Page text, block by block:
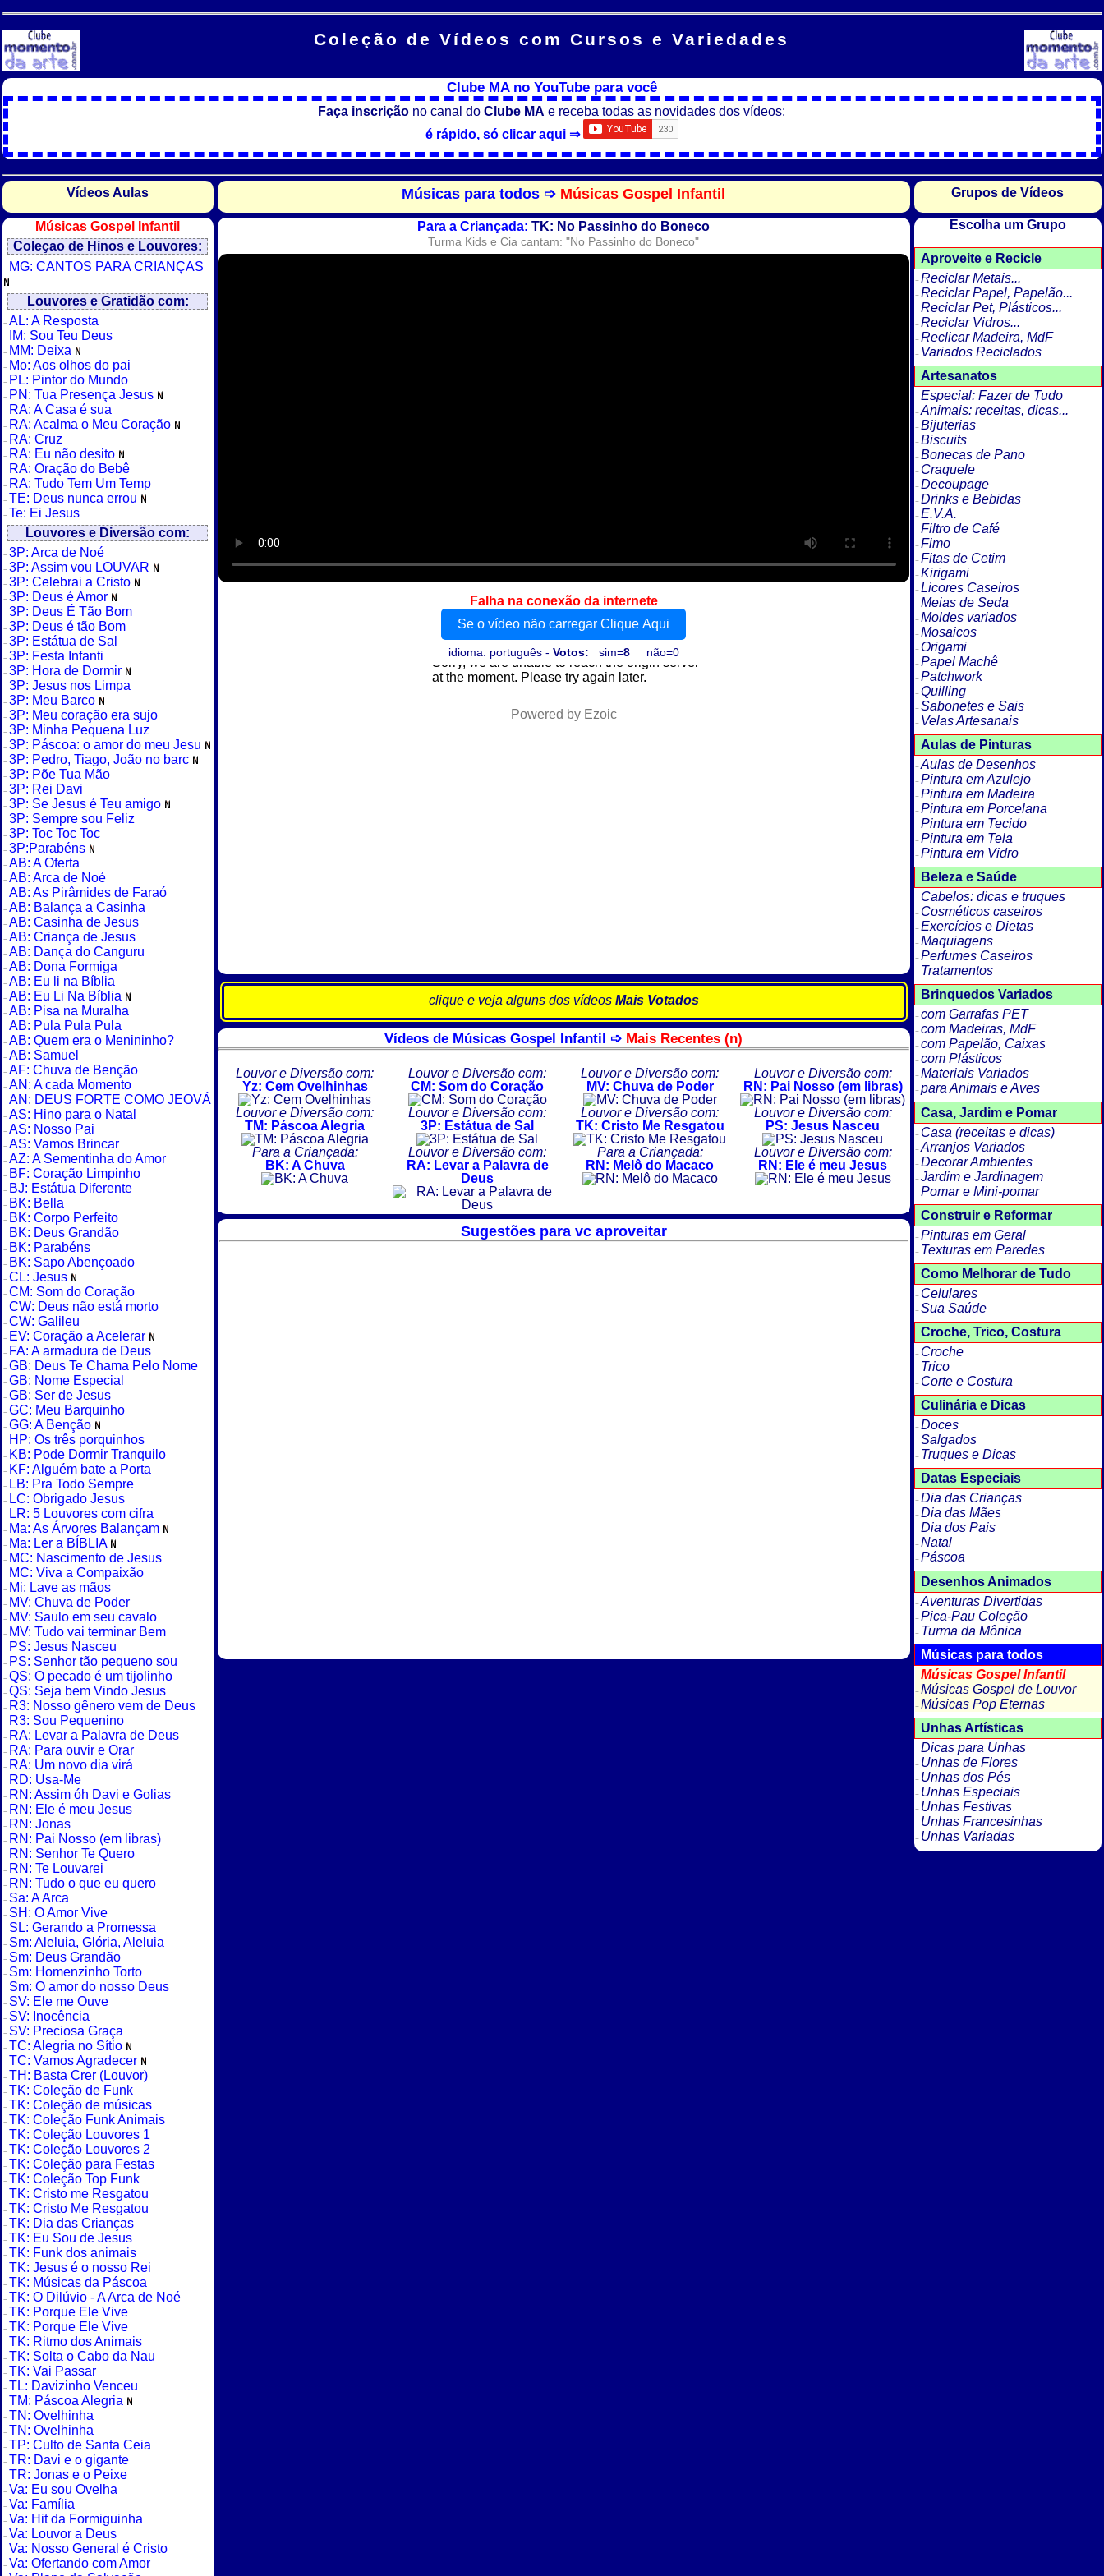
Coleção de Vídeos com Cursos e Variedades
Clube MA no YouTube para você
Faça inscrição no canal doClube MA e receba todas as novidades dos vídeos:
é rápido, só clicar aqui ⇒
Vídeos Aulas
Músicas Gospel Infantil
Coleçao de Hinos e Louvores:
MG: CANTOS PARA CRIANÇAS
Louvores e Gratidão com:
AL: A Resposta
IM: Sou Teu Deus
MM: Deixa
Mo: Aos olhos do pai
PL: Pintor do Mundo
PN: Tua Presença Jesus
RA: A Casa é sua
RA: Acalma o Meu Coração
RA: Cruz
RA: Eu não desito
RA: Oração do Bebê
RA: Tudo Tem Um Temp
TE: Deus nunca errou
Te: Ei Jesus
Louvores e Diversão com:
3P: Arca de Noé
3P: Assim vou LOUVAR
3P: Celebrai a Cristo
3P: Deus é Amor
3P: Deus É Tão Bom
3P: Deus é tão Bom
3P: Estátua de Sal
3P: Festa Infanti
3P: Hora de Dormir
3P: Jesus nos Limpa
3P: Meu Barco
3P: Meu coração era sujo
3P: Minha Pequena Luz
3P: Páscoa: o amor do meu Jesu
3P: Pedro, Tiago, João no barc
3P: Põe Tua Mão
3P: Rei Davi
3P: Se Jesus é Teu amigo
3P: Sempre sou Feliz
3P: Toc Toc Toc
3P:Parabéns
AB: A Oferta
AB: Arca de Noé
AB: As Pirâmides de Faraó
AB: Balança a Casinha
AB: Casinha de Jesus
AB: Criança de Jesus
AB: Dança do Canguru
AB: Dona Formiga
AB: Eu li na Bíblia
AB: Eu Li Na Bíblia
AB: Pisa na Muralha
AB: Pula Pula Pula
AB: Quem era o Menininho?
AB: Samuel
AF: Chuva de Benção
AN: A cada Momento
AN: DEUS FORTE COMO JEOVÁ
AS: Hino para o Natal
AS: Nosso Pai
AS: Vamos Brincar
AZ: A Sementinha do Amor
BF: Coração Limpinho
BJ: Estátua Diferente
BK: Bella
BK: Corpo Perfeito
BK: Deus Grandão
BK: Parabéns
BK: Sapo Abençoado
CL: Jesus
CM: Som do Coração
CW: Deus não está morto
CW: Galileu
EV: Coração a Acelerar
FA: A armadura de Deus
GB: Deus Te Chama Pelo Nome
GB: Nome Especial
GB: Ser de Jesus
GC: Meu Barquinho
GG: A Benção
HP: Os três porquinhos
KB: Pode Dormir Tranquilo
KF: Alguém bate a Porta
LB: Pra Todo Sempre
LC: Obrigado Jesus
LR: 5 Louvores com cifra
Ma: As Árvores Balançam
Ma: Ler a BÍBLIA
MC: Nascimento de Jesus
MC: Viva a Compaixão
Mi: Lave as mãos
MV: Chuva de Poder
MV: Saulo em seu cavalo
MV: Tudo vai terminar Bem
PS: Jesus Nasceu
PS: Senhor tão pequeno sou
QS: O pecado é um tijolinho
QS: Seja bem Vindo Jesus
R3: Nosso gênero vem de Deus
R3: Sou Pequenino
RA: Levar a Palavra de Deus
RA: Para ouvir e Orar
RA: Um novo dia virá
RD: Usa-Me
RN: Assim óh Davi e Golias
RN: Ele é meu Jesus
RN: Jonas
RN: Pai Nosso (em libras)
RN: Senhor Te Quero
RN: Te Louvarei
RN: Tudo o que eu quero
Sa: A Arca
SH: O Amor Vive
SL: Gerando a Promessa
Sm: Aleluia, Glória, Aleluia
Sm: Deus Grandão
Sm: Homenzinho Torto
Sm: O amor do nosso Deus
SV: Ele me Ouve
SV: Inocência
SV: Preciosa Graça
TC: Alegria no Sítio
TC: Vamos Agradecer
TH: Basta Crer (Louvor)
TK: Coleção de Funk
TK: Coleção de músicas
TK: Coleção Funk Animais
TK: Coleção Louvores 1
TK: Coleção Louvores 2
TK: Coleção para Festas
TK: Coleção Top Funk
TK: Cristo me Resgatou
TK: Cristo Me Resgatou
TK: Dia das Crianças
TK: Eu Sou de Jesus
TK: Funk dos animais
TK: Jesus é o nosso Rei
TK: Músicas da Páscoa
TK: O Dilúvio - A Arca de Noé
TK: Porque Ele Vive
TK: Porque Ele Vive
TK: Ritmo dos Animais
TK: Solta o Cabo da Nau
TK: Vai Passar
TL: Davizinho Venceu
TM: Páscoa Alegria
TN: Ovelhinha
TN: Ovelhinha
TP: Culto de Santa Ceia
TR: Davi e o gigante
TR: Jonas e o Peixe
Va: Eu sou Ovelha
Va: Família
Va: Hit da Formiguinha
Va: Louvor a Deus
Va: Nosso General é Cristo
Va: Ofertando com Amor
Músicas para todos ➩ Músicas Gospel Infantil
Para a Criançada:TK: No Passinho do Boneco
Turma Kids e Cia cantam: "No Passinho do Boneco"
Falha na conexão da internete
Se o vídeo não carregar Clique Aqui
idioma: português - Votos: sim=8não=0
clique e veja alguns dos vídeos Mais Votados
Vídeos de Músicas Gospel Infantil ➩ Mais Recentes (n)
Louvor e Diversão com:
Yz: Cem Ovelhinhas
Louvor e Diversão com:
CM: Som do Coração
Louvor e Diversão com:
MV: Chuva de Poder
Louvor e Diversão com:
RN: Pai Nosso (em libras)
Louvor e Diversão com:
TM: Páscoa Alegria
Louvor e Diversão com:
3P: Estátua de Sal
Louvor e Diversão com:
TK: Cristo Me Resgatou
Louvor e Diversão com:
PS: Jesus Nasceu
Para a Criançada:
BK: A Chuva
Louvor e Diversão com:
RA: Levar a Palavra de
Deus
Para a Criançada:
RN: Melô do Macaco
Louvor e Diversão com:
RN: Ele é meu Jesus
Sugestões para vc aproveitar
Grupos de Vídeos
Escolha um Grupo
Aproveite e Recicle
Reciclar Metais...
Reciclar Papel, Papelão...
Reciclar Pet, Plásticos...
Reciclar Vidros...
Reclicar Madeira, MdF
Variados Reciclados
Artesanatos
Especial: Fazer de Tudo
Animais: receitas, dicas...
Bijuterias
Biscuits
Bonecas de Pano
Craquele
Decoupage
Drinks e Bebidas
E.V.A.
Filtro de Café
Fimo
Fitas de Cetim
Kirigami
Licores Caseiros
Meias de Seda
Moldes variados
Mosaicos
Origami
Papel Machê
Patchwork
Quilling
Sabonetes e Sais
Velas Artesanais
Aulas de Pinturas
Aulas de Desenhos
Pintura em Azulejo
Pintura em Madeira
Pintura em Porcelana
Pintura em Tecido
Pintura em Tela
Pintura em Vidro
Beleza e Saúde
Cabelos: dicas e truques
Cosméticos caseiros
Exercícios e Dietas
Maquiagens
Perfumes Caseiros
Tratamentos
Brinquedos Variados
com Garrafas PET
com Madeiras, MdF
com Papelão, Caixas
com Plásticos
Materiais Variados
para Animais e Aves
Casa, Jardim e Pomar
Casa (receitas e dicas)
Arranjos Variados
Decorar Ambientes
Jardim e Jardinagem
Pomar e Mini-pomar
Construir e Reformar
Pinturas em Geral
Texturas em Paredes
Como Melhorar de Tudo
Celulares
Sua Saúde
Croche, Trico, Costura
Croche
Trico
Corte e Costura
Culinária e Dicas
Doces
Salgados
Truques e Dicas
Datas Especiais
Dia das Crianças
Dia das Mães
Dia dos Pais
Natal
Páscoa
Desenhos Animados
Aventuras Divertidas
Pica-Pau Coleção
Turma da Mônica
Músicas para todos
Músicas Gospel Infantil
Músicas Gospel de Louvor
Músicas Pop Eternas
Unhas Artísticas
Dicas para Unhas
Unhas de Flores
Unhas dos Pés
Unhas Especiais
Unhas Festivas
Unhas Francesinhas
Unhas Variadas